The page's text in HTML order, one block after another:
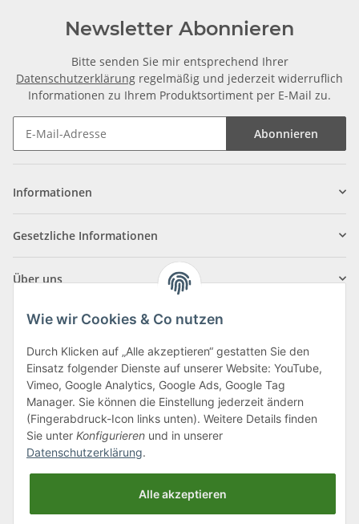
Newsletter Abonnieren
Bitte senden Sie mir entsprechend Ihrer
Datenschutzerklärung regelmäßig und jederzeit widerruflich
Informationen zu Ihrem Produktsortiment per E-Mail zu.
Abonnieren
Informationen
Gesetzliche Informationen
Über uns
Klagenfurter Straße 29
9556 Liebenfels
Montag bis Donnerstag: 8:00 bis 16:30 Uhr
Freitag: 8:00 bis 12:00 Uhr
Tel.:0043 (0) 4262 50900
office@cncshop.at
Wie wir Cookies & Co nutzen
Durch Klicken auf „Alle akzeptieren“ gestatten Sie den
Einsatz folgender Dienste auf unserer Website: YouTube,
Vimeo, Google Analytics, Google Ads, Google Tag
Manager. Sie können die Einstellung jederzeit ändern
(Fingerabdruck-Icon links unten). Weitere Details finden
Sie unter Konfigurieren und in unserer
Datenschutzerklärung.
Alle akzeptieren